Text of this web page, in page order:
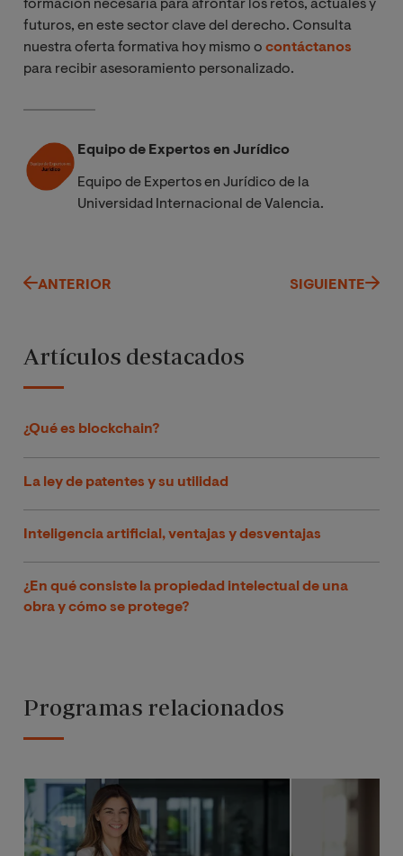
formación necesaria para afrontar los retos, actuales y
futuros, en este sector clave del derecho. Consulta
nuestra oferta formativa hoy mismo o contáctanos
para recibir asesoramiento personalizado.
Equipo de Expertos en Jurídico
Equipo de Expertos en Jurídico de la
Universidad Internacional de Valencia.
ANTERIOR SIGUIENTE
Artículos destacados
¿Qué es blockchain?
La ley de patentes y su utilidad
Inteligencia artificial, ventajas y desventajas
¿En qué consiste la propiedad intelectual de una
obra y cómo se protege?
Programas relacionados